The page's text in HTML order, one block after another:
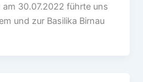
30.07.2022 führte uns
und zur Basilika Birnau